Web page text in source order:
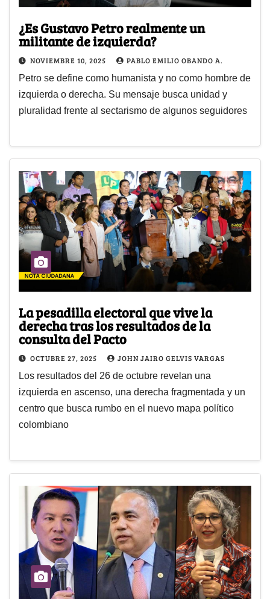
¿Es Gustavo Petro realmente un
militante de izquierda?
NOVIEMBRE 10, 2025 PABLO EMILIO OBANDO A.
Petro se define como humanista y no como hombre de
izquierda o derecha. Su mensaje busca unidad y
pluralidad frente al sectarismo de algunos seguidores
La pesadilla electoral que vive la
derecha tras los resultados de la
consulta del Pacto
OCTUBRE 27, 2025 JOHN JAIRO GELVIS VARGAS
Los resultados del 26 de octubre revelan una
izquierda en ascenso, una derecha fragmentada y un
centro que busca rumbo en el nuevo mapa político
colombiano